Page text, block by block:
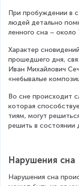
При пробуждении в
людей де­таль­но
лен­но­го сна – около
Ха­рак­тер
про­шед­ше­го дня,
Иван Ми­хай­ло­ви­ч
«небы­ва­лые
Во сне про­ис­хо­дит
которая
ти­ям, могут
решить в со­сто­я­нии
Нарушения сна
На­ру­ше­ния сна